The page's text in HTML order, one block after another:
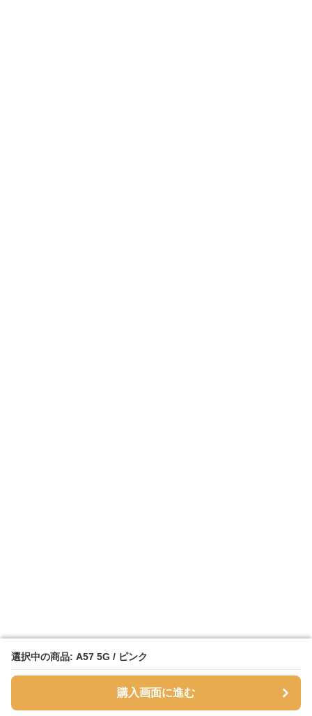
選択中の商品: A57 5G / ピンク
購入画面に進む
選択中の商品: A57 5G / ピンク
購入画面に進む